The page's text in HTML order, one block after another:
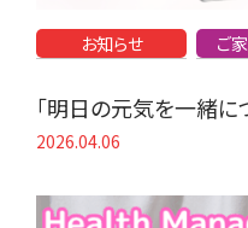
お知らせ ご
「明日の元気を一緒に
2026.04.06